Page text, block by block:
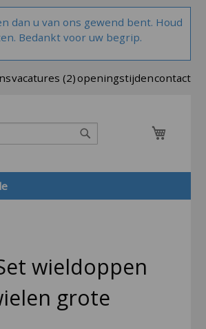
dan u van ons gewend bent. Houd
Bedankt voor uw begrip.
vacatures (2)openingstijdencontact
wieldoppen
grote